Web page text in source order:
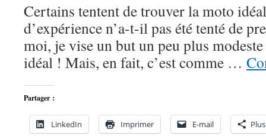
Certains tentent de trouver la moto
d’expérience n’a-t-il pas été tenté de
moi, je vise un but un peu plus
idéal ! Mais, en fait, c’est comme …
Partager :
LinkedIn Imprimer E-mail Plus